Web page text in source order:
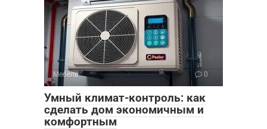
Мебель 0
Умный климат-контроль: как
сделать дом экономичным и
комфортным